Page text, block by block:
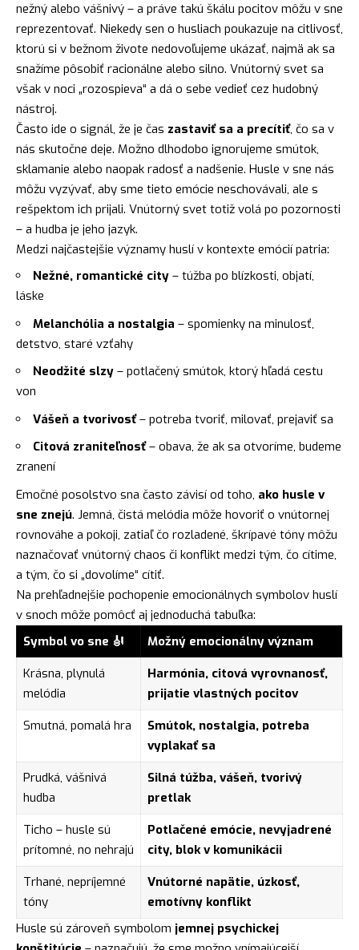
nežný alebo vášnivý – a práve takú škálu pocitov môžu v sne
reprezentovať. Niekedy sen o husliach poukazuje na citlivosť,
ktorú si v bežnom živote nedovoľujeme ukázať, najmä ak sa
snažíme pôsobiť racionálne alebo silno. Vnútorný svet sa
však v noci „rozospieva“ a dá o sebe vedieť cez hudobný
nástroj.
Často ide o signál, že je čas zastaviť sa a precítiť, čo sa v
nás skutočne deje. Možno dlhodobo ignorujeme smútok,
sklamanie alebo naopak radosť a nadšenie. Husle v sne nás
môžu vyzývať, aby sme tieto emócie neschovávali, ale s
rešpektom ich prijali. Vnútorný svet totiž volá po pozornosti
– a hudba je jeho jazyk.
Medzi najčastejšie významy huslí v kontexte emócií patria:
Nežné, romantické city – túžba po blízkosti, objatí,
láske
Melanchólia a nostalgia – spomienky na minulosť,
detstvo, staré vzťahy
Neodžité slzy – potlačený smútok, ktorý hľadá cestu
von
Vášeň a tvorivosť– potreba tvoriť, milovať, prejaviť sa
Citová zraniteľnosť– obava, že ak sa otvoríme, budeme
zranení
Emočné posolstvo sna často závisí od toho, ako husle v
sne znejú. Jemná, čistá melódia môže hovoriť o vnútornej
rovnováhe a pokoji, zatiaľ čo rozladené, škrípavé tóny môžu
naznačovať vnútorný chaos či konflikt medzi tým, čo cítime,
a tým, čo si „dovolíme“ cítiť.
Na prehľadnejšie pochopenie emocionálnych symbolov huslí
v snoch môže pomôcť aj jednoduchá tabuľka:
Symbol vo sne 🎻
Možný emocionálny význam
Krásna, plynulá
melódia
Harmónia, citová vyrovnanosť,
prijatie vlastných pocitov
Smutná, pomalá hra
Smútok, nostalgia, potreba
vyplakať sa
Prudká, vášnivá
hudba
Silná túžba, vášeň, tvorivý
pretlak
Ticho – husle sú
prítomné, no nehrajú
Potlačené emócie, nevyjadrené
city, blok v komunikácii
Trhané, nepríjemné
tóny
Vnútorné napätie, úzkosť,
emotívny konflikt
Husle sú zároveň symbolom jemnej psychickej